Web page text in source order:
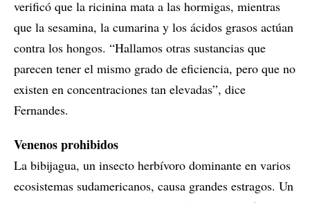
verificó que la ricinina mata a las hormigas, mientras
que la sesamina, la cumarina y los ácidos grasos actúan
contra los hongos. “Hallamos otras sustancias que
parecen tener el mismo grado de eficiencia, pero que no
existen en concentraciones tan elevadas”, dice
Fernandes.
Venenos prohibidos
La bibijagua, un insecto herbívoro dominante en varios
ecosistemas sudamericanos, causa grandes estragos. Un